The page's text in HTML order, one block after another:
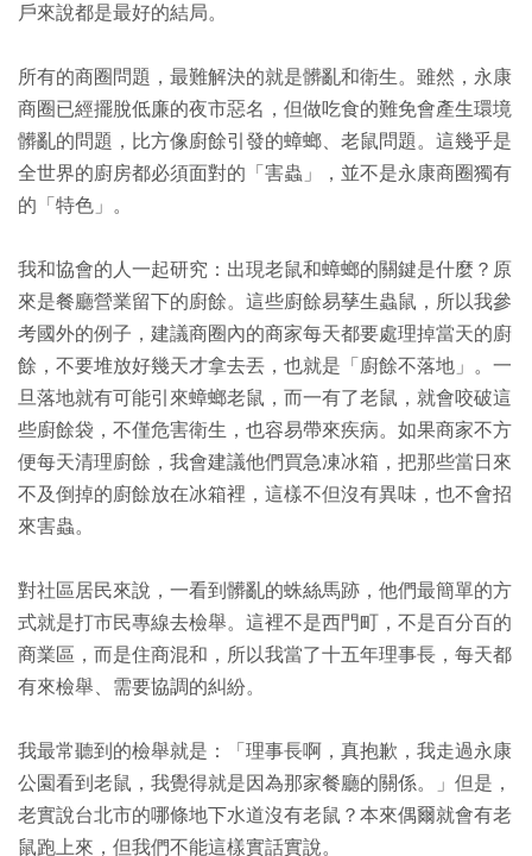
戶來說都是最好的結局。
所有的商圈問題，最難解決的就是髒亂和衛生。雖然，永康
商圈已經擺脫低廉的夜市惡名，但做吃食的難免會產生環境
髒亂的問題，比方像廚餘引發的蟑螂、老鼠問題。這幾乎是
全世界的廚房都必須面對的「害蟲」，並不是永康商圈獨有
的「特色」。
我和協會的人一起研究：出現老鼠和蟑螂的關鍵是什麼？原
來是餐廳營業留下的廚餘。這些廚餘易孶生蟲鼠，所以我參
考國外的例子，建議商圈內的商家每天都要處理掉當天的廚
餘，不要堆放好幾天才拿去丟，也就是「廚餘不落地」。一
旦落地就有可能引來蟑螂老鼠，而一有了老鼠，就會咬破這
些廚餘袋，不僅危害衛生，也容易帶來疾病。如果商家不方
便每天清理廚餘，我會建議他們買急凍冰箱，把那些當日來
不及倒掉的廚餘放在冰箱裡，這樣不但沒有異味，也不會招
來害蟲。
對社區居民來說，一看到髒亂的蛛絲馬跡，他們最簡單的方
式就是打市民專線去檢舉。這裡不是西門町，不是百分百的
商業區，而是住商混和，所以我當了十五年理事長，每天都
有來檢舉、需要協調的糾紛。
我最常聽到的檢舉就是：「理事長啊，真抱歉，我走過永康
公園看到老鼠，我覺得就是因為那家餐廳的關係。」但是，
老實說台北市的哪條地下水道沒有老鼠？本來偶爾就會有老
鼠跑上來，但我們不能這樣實話實說。